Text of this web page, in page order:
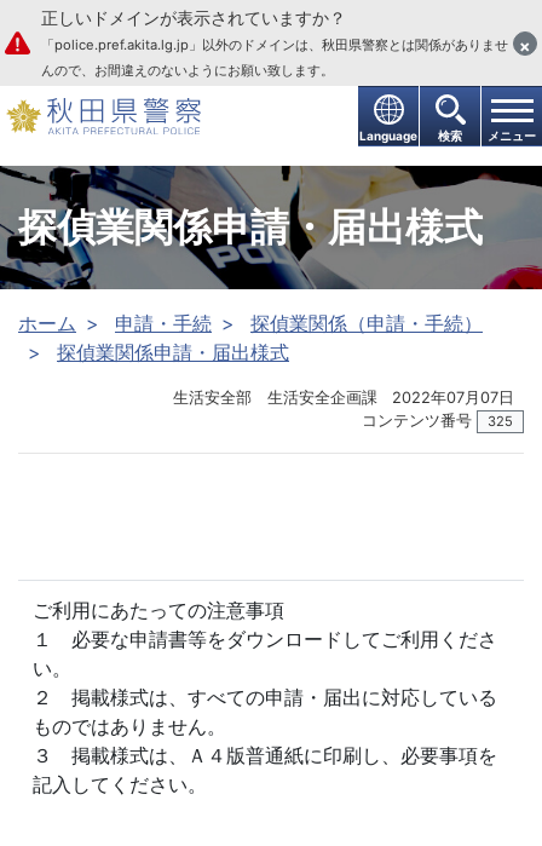
本文へ
Language 検索 メニュー
正しいドメインが表示されていますか？
「police.pref.akita.lg.jp」以外のドメインは、秋田県警察とは関係がありませ
んので、お間違えのないようにお願い致します。
×
探偵業関係申請・届出様式
ホーム 申請・手続
探偵業関係（申請・手続）
探偵業関係申請・届出様式
生活安全部 生活安全企画課
2022年07月07日
コンテンツ番号
325
ご利用にあたっての注意事項
１ 必要な申請書等をダウンロードしてご利用くださ
い。
２ 掲載様式は、すべての申請・届出に対応している
ものではありません。
３ 掲載様式は、Ａ４版普通紙に印刷し、必要事項を
記入してください。